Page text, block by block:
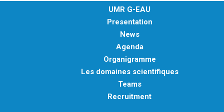
UMR G-EAU
Presentation
News
Agenda
Organigramme
Les domaines scientifiques
Teams
Recruitment